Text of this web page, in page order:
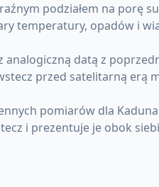
podziałem na porę
temperatury, opadów i
datą z
przed satelitarną
pomiarów dla
i prezentuje je obok